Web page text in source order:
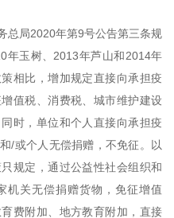
总局2020年第9号公告第三条规
年玉树、2013年芦山和2014年
相比，增加规定直接向承担疫
值税、消费税、城市维护建设
时，单位和个人直接向承担疫
/或个人无偿捐赠，不免征。以
规定，通过公益性社会组织和
机关无偿捐赠货物，免征增值
费附加、地方教育附加，直接